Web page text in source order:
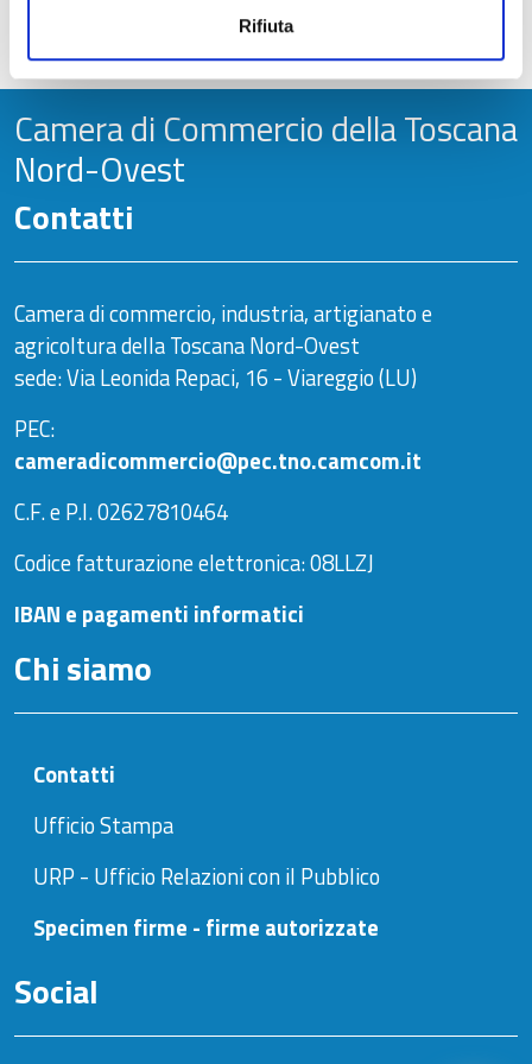
RifiutaAggiornato al
Camera di Commercio della Toscana
Nord-Ovest
Contatti
Camera di commercio, industria, artigianato e
agricoltura della Toscana Nord-Ovest
sede: Via Leonida Repaci, 16 - Viareggio (LU)
PEC:
cameradicommercio@pec.tno.camcom.it
C.F. e P.I. 02627810464
Codice fatturazione elettronica: 08LLZJ
IBAN e pagamenti informatici
Chi siamo
Contatti
Ufficio Stampa
URP - Ufficio Relazioni con il Pubblico
Specimen firme - firme autorizzate
Social